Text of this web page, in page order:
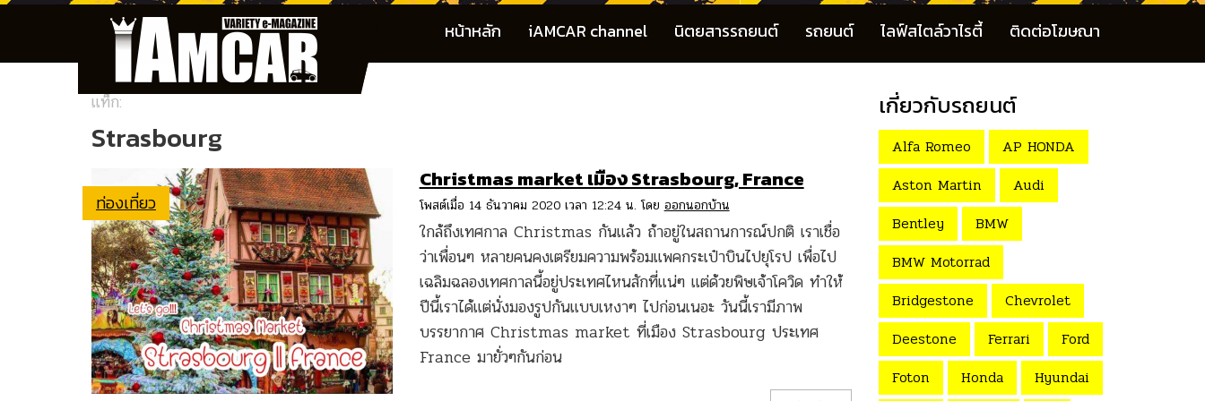
หน้าหลัก iAMCAR channel นิตยสารรถยนต์ รถยนต์ ไลฟ์สไตล์วาไรตี้ ติดต่อโฆษณา
แท็ก:
Strasbourg
ท่องเที่ยว
Christmas market เมือง Strasbourg, France
โพสต์เมื่อ 14 ธันวาคม 2020 เวลา 12:24 น. โดย ออกนอกบ้าน
ใกล้ถึงเทศกาล Christmas กันแล้ว ถ้าอยู่ในสถานการณ์ปกติ เราเชื่อ
ว่าเพื่อนๆ หลายคนคงเตรียมความพร้อมแพคกระเป๋าบินไปยุโรป เพื่อไป
เฉลิมฉลองเทศกาลนี้อยู่ประเทศไหนสักที่แน่ๆ แต่ด้วยพิษเจ้าโควิด ทำให้
ปีนี้เราได้แต่นั่งมองรูปกันแบบเหงาๆ ไปก่อนเนอะ วันนี้เรามีภาพ
บรรยากาศ Christmas market ที่เมือง Strasbourg ประเทศ
France มายั่วๆกันก่อน
เกี่ยวกับรถยนต์
Alfa Romeo
AP HONDA
Aston Martin
Audi
Bentley
BMW
BMW Motorrad
Bridgestone
Chevrolet
Deestone
Ferrari
Ford
Foton
Honda Hyundai